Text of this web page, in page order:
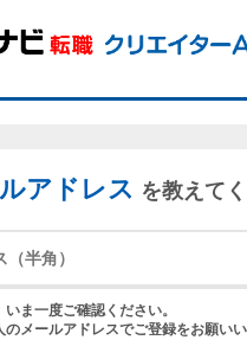
アドレス を教えて
ま一度ご確認ください。
メールアドレスでご登録をお願いい